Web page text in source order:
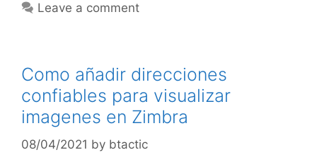
Leave a comment
Como añadir direcciones
confiables para visualizar
imagenes en Zimbra
08/04/2021 by btactic